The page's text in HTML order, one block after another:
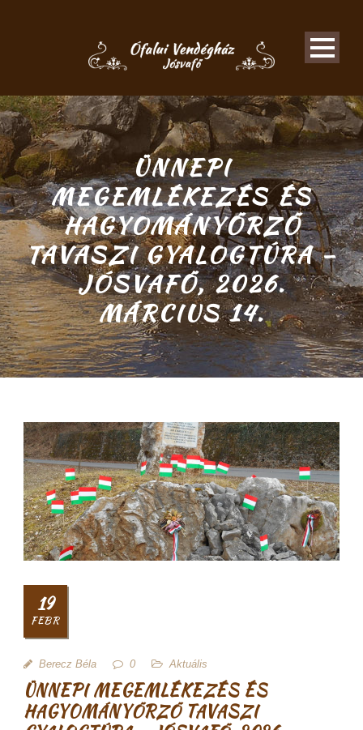
ÜNNEPI
MEGEMLÉKEZÉS ÉS
HAGYOMÁNYŐRZŐ
TAVASZI GYALOGTÚRA –
JÓSVAFŐ, 2026.
MÁRCIUS 14.
19
FEBR
Berecz Béla 0 Aktuális
ÜNNEPI MEGEMLÉKEZÉS ÉS
HAGYOMÁNYŐRZŐ TAVASZI